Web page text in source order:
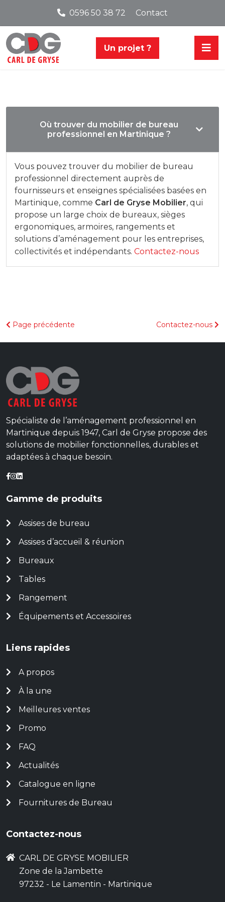
0596 50 38 72 Contact
Un projet ?
Où trouver du mobilier de bureau
professionnel en Martinique ?
Vous pouvez trouver du mobilier de bureau
professionnel directement auprès de
fournisseurs et enseignes spécialisées basées en
Martinique, comme Carl de Gryse Mobilier, qui
propose un large choix de bureaux, sièges
ergonomiques, armoires, rangements et
solutions d’aménagement pour les entreprises,
collectivités et indépendants. Contactez-nous
Page précédente Contactez-nous
Spécialiste de l’aménagement professionnel en
Martinique depuis 1947, Carl de Gryse propose des
solutions de mobilier fonctionnelles, durables et
adaptées à chaque besoin.
Gamme de produits
Assises de bureau
Assises d’accueil & réunion
Bureaux
Tables
Rangement
Équipements et Accessoires
Liens rapides
A propos
À la une
Meilleures ventes
Promo
FAQ
Actualités
Catalogue en ligne
Fournitures de Bureau
Contactez-nous
CARL DE GRYSE MOBILIER
Zone de la Jambette
97232 - Le Lamentin - Martinique